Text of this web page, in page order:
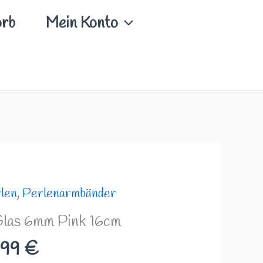
Mein Konto
, Perlenarmbänder
6mm Pink 16cm
€
Preisspanne:
10,49 €
bis
10,99 €